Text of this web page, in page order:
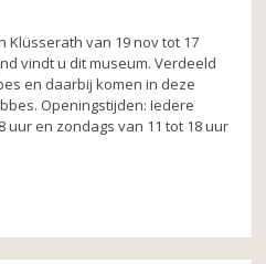
van 19 nov tot 17
vindt u dit museum. Verdeeld
en daarbij komen in deze
Openingstijden: Iedere
uur en zondags van 11 tot 18 uur